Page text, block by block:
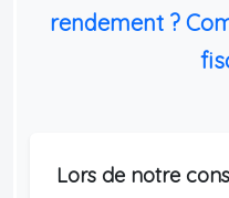
rendement ?
Lors de notre